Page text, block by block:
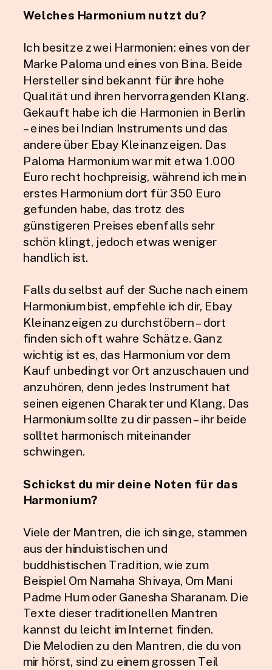
Welches Harmonium nutzt du?
Ich besitze zwei Harmonien: eines von der
Marke Paloma und eines von Bina. Beide
Hersteller sind bekannt für ihre hohe
Qualität und ihren hervorragenden Klang.
Gekauft habe ich die Harmonien in Berlin
– eines bei Indian Instruments und das
andere über Ebay Kleinanzeigen. Das
Paloma Harmonium war mit etwa 1.000
Euro recht hochpreisig, während ich mein
erstes Harmonium dort für 350 Euro
gefunden habe, das trotz des
günstigeren Preises ebenfalls sehr
schön klingt, jedoch etwas weniger
handlich ist.
Falls du selbst auf der Suche nach einem
Harmonium bist, empfehle ich dir, Ebay
Kleinanzeigen zu durchstöbern – dort
finden sich oft wahre Schätze. Ganz
wichtig ist es, das Harmonium vor dem
Kauf unbedingt vor Ort anzuschauen und
anzuhören, denn jedes Instrument hat
seinen eigenen Charakter und Klang. Das
Harmonium sollte zu dir passen – ihr beide
solltet harmonisch miteinander
schwingen.
Schickst du mir deine Noten für das
Harmonium?
Viele der Mantren, die ich singe, stammen
aus der hinduistischen und
buddhistischen Tradition, wie zum
Beispiel Om Namaha Shivaya, Om Mani
Padme Hum oder Ganesha Sharanam. Die
Texte dieser traditionellen Mantren
kannst du leicht im Internet finden.
Die Melodien zu den Mantren, die du von
mir hörst, sind zu einem grossen Teil